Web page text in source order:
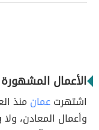
الأعمال
اشتهرتعمان منذ
وأعمال المعادن،